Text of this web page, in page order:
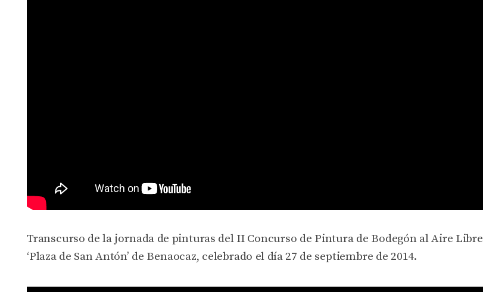
Transcurso de la jornada de pinturas del II Concurso de Pintura de Bodegón al Aire Libre
‘Plaza de San Antón’ de Benaocaz, celebrado el día 27 de septiembre de 2014.